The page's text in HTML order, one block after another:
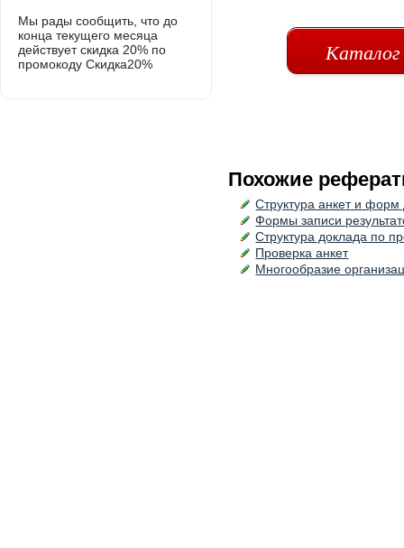
Похожие
Структура анкет и форм
Формы записи
Структура доклада по
Проверка анкет
Многообразие
Мы рады сообщить, что до
конца текущего месяца
действует скидка 20% по
промокоду Скидка20%